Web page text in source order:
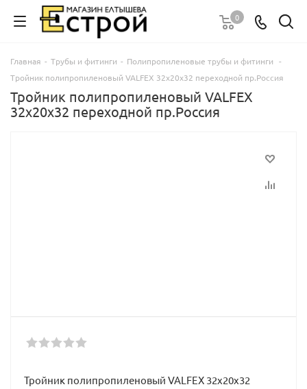
0
Главная - Трубы и фитинги - Полипропиленовые трубы и фитинги -
Тройник полипропиленовый VALFEX 32х20х32 переходной пр.Россия
Тройник полипропиленовый VALFEX
32х20х32 переходной пр.Россия
Тройник полипропиленовый VALFEX 32х20х32